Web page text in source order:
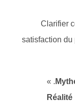
satisfaction